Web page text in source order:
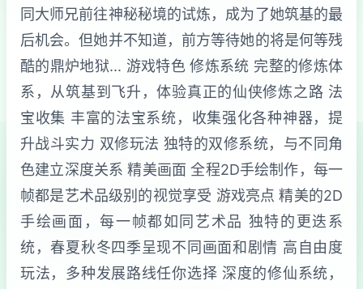
同大师兄前往神秘秘境的试炼，成为了她筑基的最
后机会。但她并不知道，前方等待她的将是何等残
酷的鼎炉地狱... 游戏特色 修炼系统 完整的修炼体
系，从筑基到飞升，体验真正的仙侠修炼之路 法
宝收集 丰富的法宝系统，收集强化各种神器，提
升战斗实力 双修玩法 独特的双修系统，与不同角
色建立深度关系 精美画面 全程2D手绘制作，每一
帧都是艺术品级别的视觉享受 游戏亮点 精美的2D
手绘画面，每一帧都如同艺术品 独特的更迭系
统，春夏秋冬四季呈现不同画面和剧情 高自由度
玩法，多种发展路线任你选择 深度的修仙系统，